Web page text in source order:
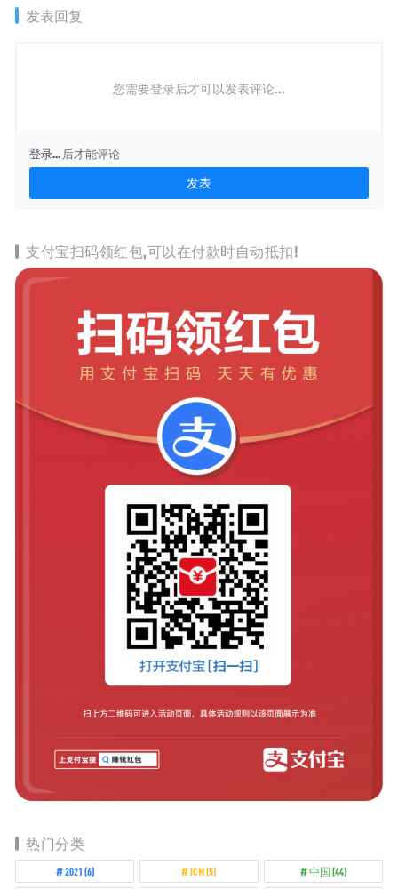
发表回复
您需要登录后才可以发表评论...
登录... 后才能评论
支付宝扫码领红包,可以在付款时自动抵扣!
热门分类
2021 (6) ICM(5) 中国 (44)